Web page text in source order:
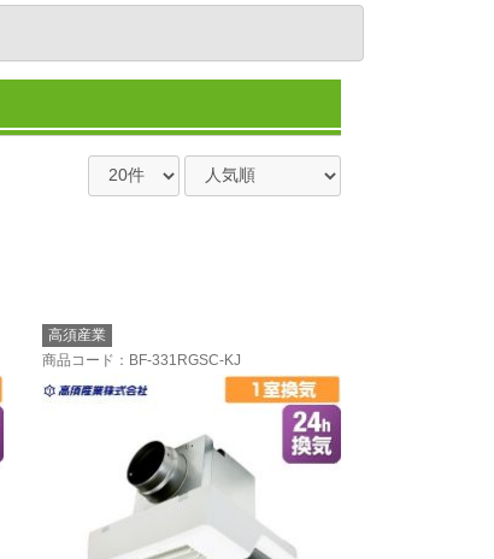
高須産業
商品コード ：BF-331RGSC-KJ